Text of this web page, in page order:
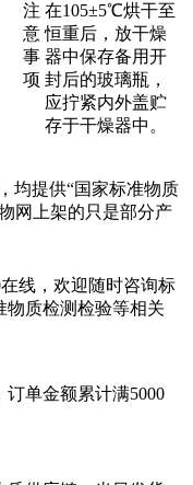
注
意
事
项
在105±5℃烘干至
恒重后，放干燥
器中保存备用开
封后的玻璃瓶，
应拧紧内外盖贮
存于干燥器中。
均提供“国家标准物质
网上架的只是部分产
线，欢迎随时咨询标
物质检测检验等相关
单金额累计满5000